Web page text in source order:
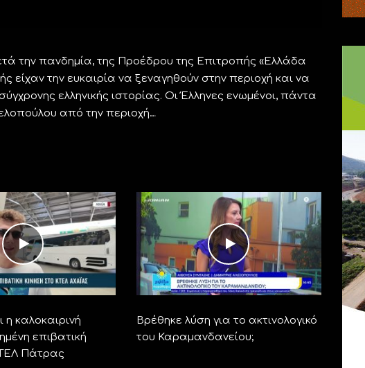
την πανδημία, της Προέδρου της Επιτροπής «Ελλάδα
είχαν την ευκαιρία να ξεναγηθούν στην περιοχή και να
ελληνικής ιστορίας. Οι Έλληνες ενωμένοι, πάντα
από την περιοχή…
καλοκαιρινή
επιβατική
Πάτρας
Βρέθηκε λύση για το ακτινολογικό
του Καραμανδανείου;